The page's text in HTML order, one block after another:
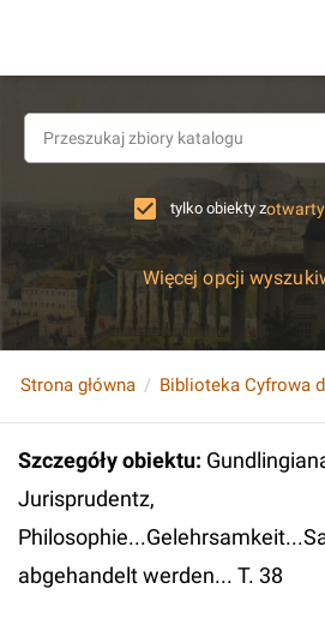
tylko obiekty z
Więcej opcji
Strona główna Biblioteka Cyfrowa
Szczegóły obiektu:
Jurisprudentz,
abgehandelt werden... T. 38